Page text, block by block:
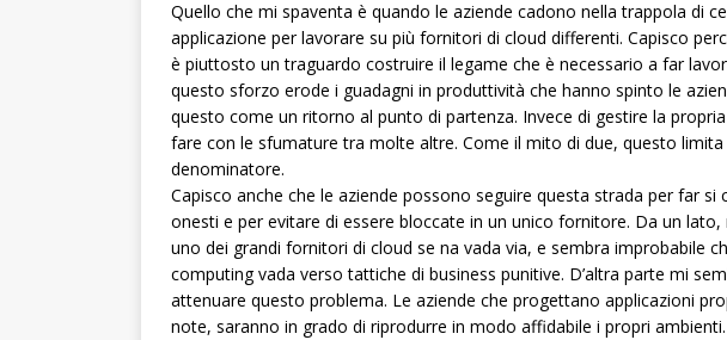
Quello che mi spaventa è quando le aziende cadono nella trappola di
applicazione per lavorare su più fornitori di cloud differenti. Capisco
è piuttosto un traguardo costruire il legame che è necessario a far
questo sforzo erode i guadagni in produttività che hanno spinto le
questo come un ritorno al punto di partenza. Invece di gestire la
fare con le sfumature tra molte altre. Come il mito di due, questo
denominatore.
Capisco anche che le aziende possono seguire questa strada per far
onesti e per evitare di essere bloccate in un unico fornitore. Da un
uno dei grandi fornitori di cloud se na vada via, e sembra improbabile
computing vada verso tattiche di business punitive. D’altra parte mi
attenuare questo problema. Le aziende che progettano applicazioni
note, saranno in grado di riprodurre in modo affidabile i propri